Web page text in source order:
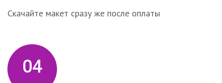
Скачайте макет сразу же после оплаты
04